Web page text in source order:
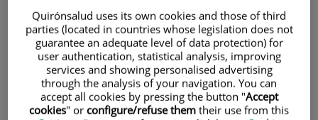
llegada de la primavera llegan los días largos, las flores… y
para muchas familias también los estornudos, los ojos
llorosos y la congestión nasal.
Quirónsalud uses its own cookies and those of third
parties (located in countries whose legislation does not
guarantee an adequate level of data protection) for
user authentication, statistical analysis, improving
services and showing personalised advertising
through the analysis of your navigation. You can
accept all cookies by pressing the button "Accept
cookies" or configure/refuse them their use from this